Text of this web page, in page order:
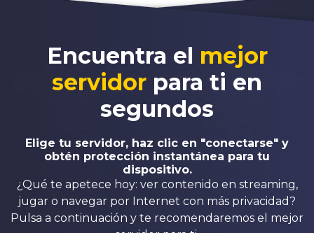
Encuentra el mejor
servidor para ti en
segundos
Elige tu servidor, haz clic en "conectarse" y
obtén protección instantánea para tu
dispositivo.
¿Qué te apetece hoy: ver contenido en streaming,
jugar o navegar por Internet con más privacidad?
Pulsa a continuación y te recomendaremos el mejor